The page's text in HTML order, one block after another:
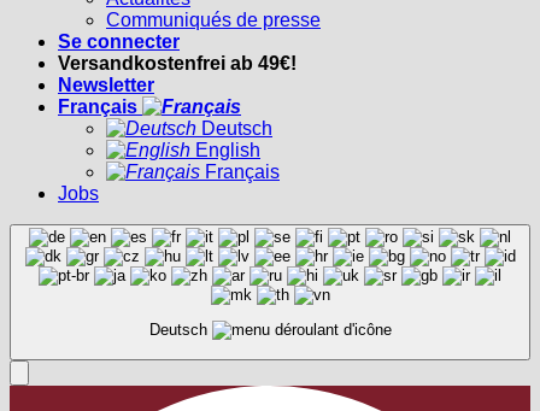
Communiqués de presse
Se connecter
Versandkostenfrei ab 49€!
Newsletter
Français
Deutsch
English
Français
Jobs
Deutsch